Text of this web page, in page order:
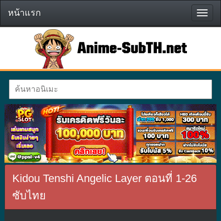
หน้า
แรก
หน้าแรก
Kidou Tenshi Angelic Layer ตอนที่ 1-26
ซับไทย